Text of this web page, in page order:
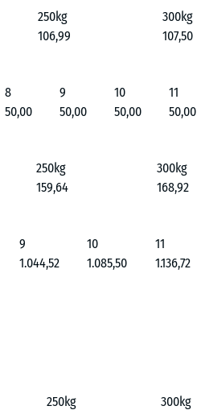
250kg
300kg
106,99 107,50
8 9 10 11
50,00 50,00 50,00 50,00
250kg
300kg
159,64 168,92
9 10 11
1.044,52 1.085,50 1.136,72
250kg
300kg